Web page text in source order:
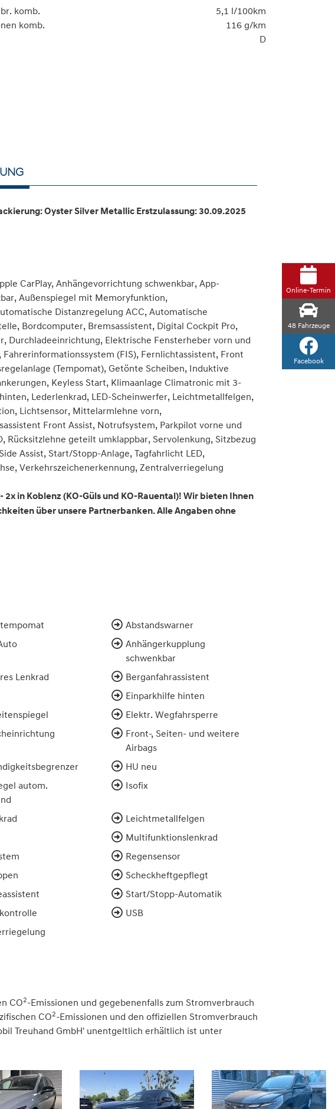
komb.
5,1 l/100km
komb.
116 g/km
D
Oyster Silver Metallic Erstzulassung: 30.09.2025
CarPlay, Anhängevorrichtung schwenkbar, App-
Außenspiegel mit Memoryfunktion,
Distanzregelung ACC, Automatische
Bordcomputer, Bremsassistent, Digital Cockpit Pro,
Durchladeeinrichtung, Elektrische Fensterheber vorn und
(FIS), Fernlichtassistent, Front
(Tempomat), Getönte Scheiben, Induktive
Keyless Start, Klimaanlage Climatronic mit 3-
Lederlenkrad, LED-Scheinwerfer, Leichtmetallfelgen,
Lichtsensor, Mittelarmlehne vorn,
Front Assist, Notrufsystem, Parkpilot vorne und
Rücksitzlehne geteilt umklappbar, Servolenkung, Sitzbezug
Assist, Start/Stopp-Anlage, Tagfahrlicht LED,
Verkehrszeichenerkennung, Zentralverriegelung
in Koblenz (KO-Güls und KO-Rauental)! Wir bieten Ihnen
über unsere Partnerbanken. Alle Angaben ohne
Abstandswarner
Anhängerkupplung
schwenkbar
Lenkrad
Berganfahrassistent
Einparkhilfe hinten
Elektr. Wegfahrsperre
Front-, Seiten- und weitere
Airbags
HU neu
autom.
Isofix
Leichtmetallfelgen
Multifunktionslenkrad
Regensensor
Scheckheftgepflegt
Start/Stopp-Automatik
USB
CO2-Emissionen und gegebenenfalls zum Stromverbrauch
CO2-Emissionen und den offiziellen Stromverbrauch
Treuhand GmbH' unentgeltlich erhältlich ist unter
Online-Termin
48Fahrzeuge
Facebook